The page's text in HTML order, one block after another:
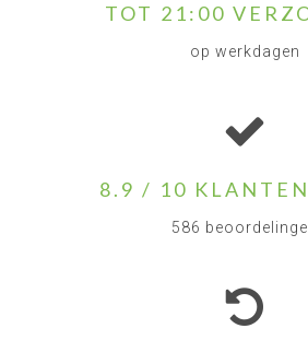
TOT 21:00
op werkdagen
8.9 / 10
586